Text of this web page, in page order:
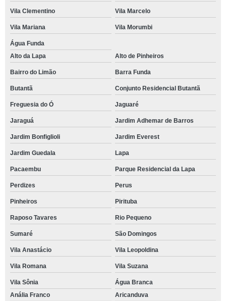
Vila Clementino Vila Marcelo
Vila Mariana Vila Morumbi
Água Funda
Alto da Lapa
Alto de Pinheiros
Bairro do Limão Barra Funda
Butantã Conjunto Residencial Butantã
Freguesia do Ó Jaguaré
Jaraguá Jardim Adhemar de Barros
Jardim Bonfiglioli Jardim Everest
Jardim Guedala Lapa
Pacaembu Parque Residencial da Lapa
Perdizes Perus
Pinheiros Pirituba
Raposo Tavares Rio Pequeno
Sumaré São Domingos
Vila Anastácio Vila Leopoldina
Vila Romana Vila Suzana
Vila Sônia
Água Branca
Anália Franco
Aricanduva